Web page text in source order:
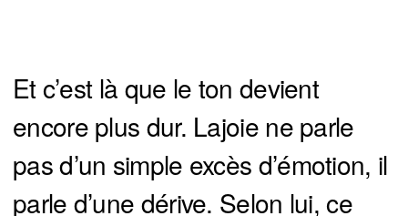
Et c’est là que le ton devient
encore plus dur. Lajoie ne parle
pas d’un simple excès d’émotion, il
parle d’une dérive. Selon lui, ce